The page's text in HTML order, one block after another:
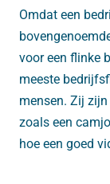
Omdat een
voor een flinke
meeste
mensen. Zij
zoals een
hoe een goed